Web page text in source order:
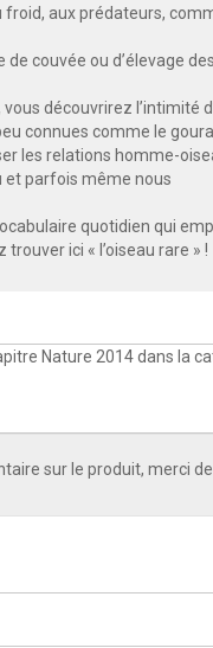
aux prédateurs,
de couvée ou d’élevage
découvrirez l’intimité
connues comme le goura
les relations homme-
et parfois même nous
quotidien qui
ici « l’oiseau rare » !
Nature 2014 dans la
sur le produit, merci